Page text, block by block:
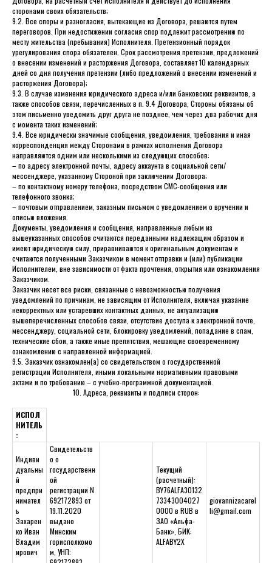
сторонами своих обязательств;
9.2. Все споры и разногласия, вытекающие из Договора, решаются путем
переговоров. При недостижении согласия спор подлежит рассмотрению по
месту жительства (пребывания) Исполнителя. Претензионный порядок
урегулирования спора обязателен. Срок рассмотрения претензии, предложений
о внесении изменений и расторжения Договора, составляет 10 календарных
дней со дня получения претензии (либо предложений о внесении изменений и
расторжения Договора);
9.3. В случае изменения юридического адреса и/или банковских реквизитов, а
также способов связи, перечисленных в п. 9.4 Договора, Стороны обязаны об
этом письменно уведомить друг друга не позднее, чем через два рабочих дня
с момента таких изменений;
9.4. Все юридически значимые сообщения, уведомления, требования и иная
корреспонденция между Сторонами в рамках исполнения Договора
направляются одним или несколькими из следующих способов:
– по адресу электронной почты, адресу аккаунта в социальной сети/
мессенджере, указанному Стороной при заключении Договора;
– по контактному номеру телефона, посредством СМС-сообщения или
телефонного звонка;
– почтовым отправлением, заказным письмом с уведомлением о вручении и
описью вложения.
Документы, уведомления и сообщения, направленные любым из
вышеуказанных способов считаются переданными надлежащим образом и
имеют юридическую силу, приравниваются к оригинальным документам и
считаются полученными Заказчиком в момент отправки и (или) публикации
Исполнителем, вне зависимости от факта прочтения, открытия или ознакомления
Заказчиком.
Заказчик несет все риски, связанные с невозможностью получения
уведомлений по причинам, не зависящим от Исполнителя, включая указание
некорректных или устаревших контактных данных, не актуализацию
вышеперечисленных способов связи, отсутствие доступа к электронной почте,
мессенджеру, социальной сети, блокировку уведомлений, попадание в спам,
технические сбои, а также иные препятствия, мешающие своевременному
ознакомлению с направленной информацией.
9.5. Заказчик ознакомлен(а) со свидетельством о государственной
регистрации Исполнителя, иными локальными нормативными правовыми
актами и по требованию – с учебно-программной документацией.
10. Адреса, реквизиты и подписи сторон:
ИСПОЛ
НИТЕЛЬ
:
Индиви
дуальны
й
предпри
нимател
ь
Захарен
ко Иван
Владим
ирович
Свидетельств
о о
государственн
ой
регистрации N
692172893 от
19.11.2020
выдано
Минским
горисполкомо
м, УНП:
Текущий
(расчетный):
BY76ALFA30132
73343004027
0000 в RUB в
ЗАО «Альфа-
Банк», БИК:
ALFABY2X
giovannizacarel
li@gmail.com